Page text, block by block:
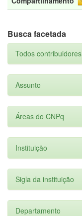
Busca facetada
Todos contribuidores
Assunto
Áreas do CNPq
Instituição
Sigla da instituição
Departamento